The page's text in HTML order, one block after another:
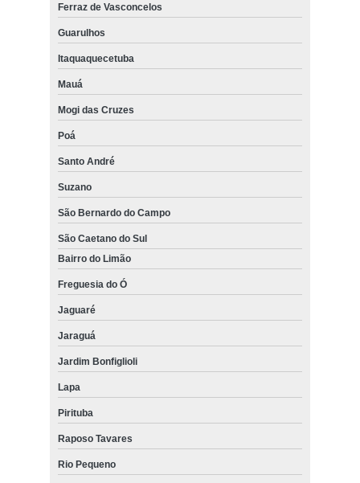
Ferraz de Vasconcelos
Guarulhos
Itaquaquecetuba
Mauá
Mogi das Cruzes
Poá
Santo André
Suzano
São Bernardo do Campo
São Caetano do Sul
Bairro do Limão
Freguesia do Ó
Jaguaré
Jaraguá
Jardim Bonfiglioli
Lapa
Pirituba
Raposo Tavares
Rio Pequeno